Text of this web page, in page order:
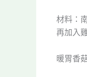
材料：
再加入
暖胃香